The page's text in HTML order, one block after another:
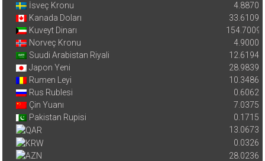
İsveç Kronu
4.8870
Kanada Doları
33.6109
Kuveyt Dinarı
154.7009
Norveç Kronu
4.9000
Suudi Arabistan Riyali
12.6194
Japon Yeni
28.9839
Rumen Leyi
10.3486
Rus Rublesi
0.6062
Çin Yuanı
7.0375
Pakistan Rupisi
0.1715
13.0673
0.0326
28.0236